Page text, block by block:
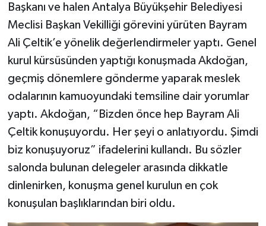
Başkanı ve halen Antalya Büyükşehir Belediyesi
Meclisi Başkan Vekilliği görevini yürüten Bayram
Ali Çeltik’e yönelik değerlendirmeler yaptı. Genel
kurul kürsüsünden yaptığı konuşmada Akdoğan,
geçmiş dönemlere gönderme yaparak meslek
odalarının kamuoyundaki temsiline dair yorumlar
yaptı. Akdoğan, “Bizden önce hep Bayram Ali
Çeltik konuşuyordu. Her şeyi o anlatıyordu. Şimdi
biz konuşuyoruz” ifadelerini kullandı. Bu sözler
salonda bulunan delegeler arasında dikkatle
dinlenirken, konuşma genel kurulun en çok
konuşulan başlıklarından biri oldu.